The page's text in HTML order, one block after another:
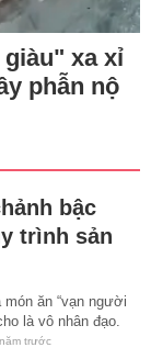
giàu" xa xỉ
phẫn nộ
bậc
trình sản
món ăn “vạn người
là vô nhân đạo.
trước